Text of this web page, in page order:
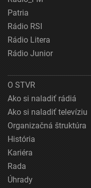
Patria
Rádio RSI
Rádio Litera
Rádio Junior
O STVR
Ako si naladiť rádiá
Ako si naladiť televíziu
Organizačná štruktúra
História
Kariéra
Rada
Úhrady